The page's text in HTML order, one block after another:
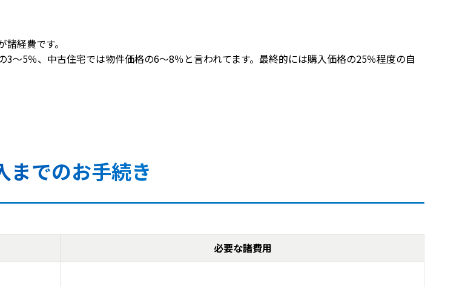
経費です。
～5％、中古住宅では物件価格の6～8％と言われてます。最終的には購入価格の25％程度の自
までのお手続き
必要な諸費用